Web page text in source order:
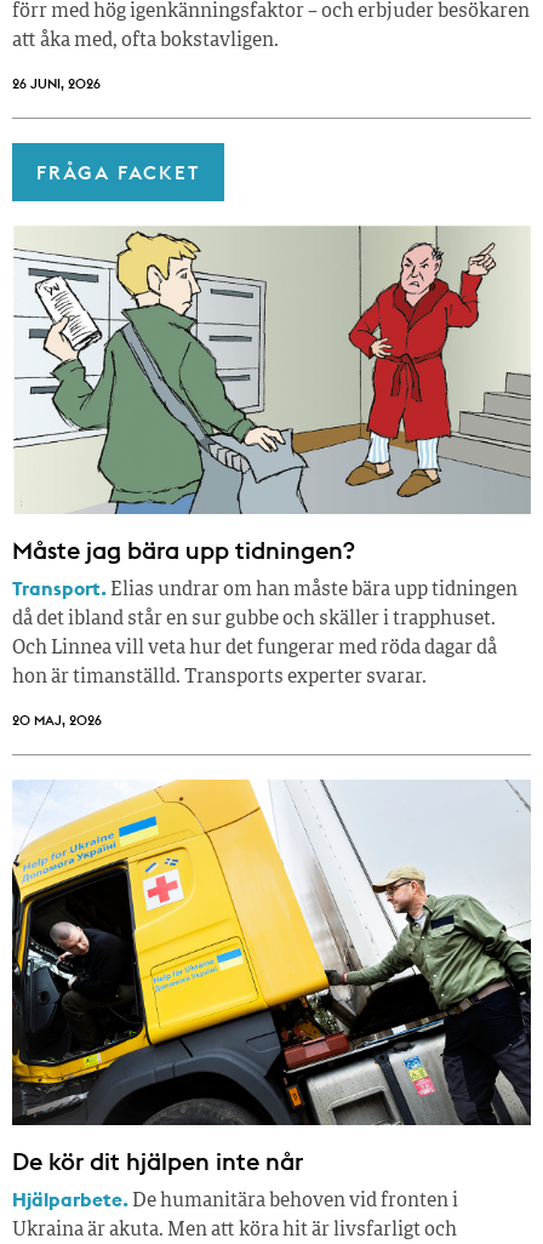
förr med hög igenkänningsfaktor – och erbjuder besökaren
att åka med, ofta bokstavligen.
26 JUNI, 2026
FRÅGA FACKET
Måste jag bära upp tidningen?
Transport. Elias undrar om han måste bära upp tidningen
då det ibland står en sur gubbe och skäller i trapphuset.
Och Linnea vill veta hur det fungerar med röda dagar då
hon är timanställd. Transports experter svarar.
20 MAJ, 2026
De kör dit hjälpen inte når
Hjälparbete. De humanitära behoven vid fronten i
Ukraina är akuta. Men att köra hit är livsfarligt och